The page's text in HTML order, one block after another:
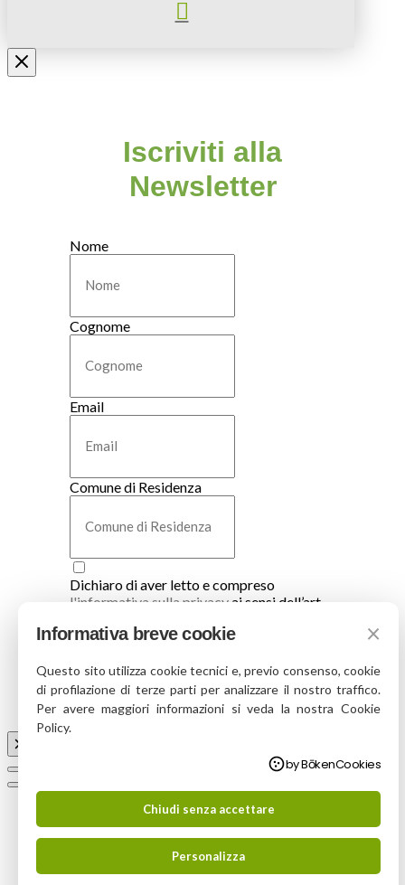
Iscriviti alla
Newsletter
Nome
Cognome
Email
Comune di Residenza
Dichiaro di aver letto e compreso
l'informativa sulla privacy ai sensi dell’art.
679/2016, ed esprime il consenso al
Iscrivimi
Informativa breve cookie ×
Questo sito utilizza cookie tecnici e, previo consenso, cookie
di profilazione di terze parti per analizzare il nostro traffico.
Per avere maggiori informazioni si veda la nostra Cookie
Policy.
by BōkenCookies
Chiudi senza accettare
Personalizza